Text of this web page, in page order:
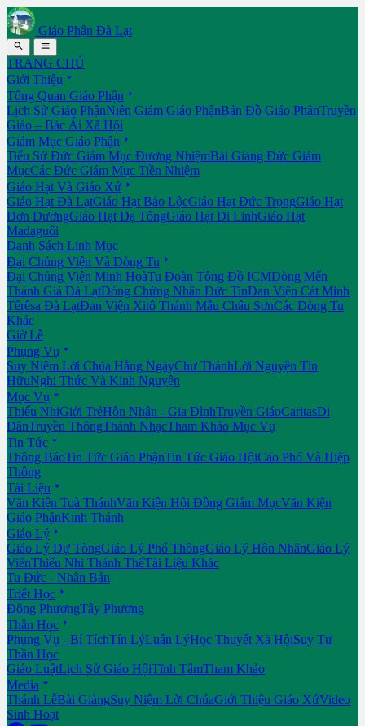
Giáo Phận Đà Lạt
 
TRANG CHỦ
Giới Thiệu 
Tổng Quan Giáo Phận 
Lịch Sử Giáo PhậnNiên Giám Giáo PhậnBản Đồ Giáo PhậnTruyền
Giáo – Bác Ái Xã Hội
Giám Mục Giáo Phận 
Tiểu Sử Đức Giám Mục Đương NhiệmBài Giảng Đức Giám
MụcCác Đức Giám Mục Tiền Nhiệm
Giáo Hạt Và Giáo Xứ 
Giáo Hạt Đà LạtGiáo Hạt Bảo LộcGiáo Hạt Đức TrọngGiáo Hạt
Đơn DươngGiáo Hạt Đạ TôngGiáo Hạt Di LinhGiáo Hạt
Madaguôi
Danh Sách Linh Mục
Đại Chủng Viện Và Dòng Tu 
Đại Chủng Viện Minh HoàTu Đoàn Tông Đồ ICMDòng Mến
Thánh Giá Đà LạtDòng Chứng Nhân Đức TinĐan Viện Cát Minh
Têrêsa Đà LạtĐan Viện Xitô Thánh Mẫu Châu SơnCác Dòng Tu
Khác
Giờ Lễ
Phụng Vụ 
Suy Niệm Lời Chúa Hằng NgàyChư ThánhLời Nguyện Tín
HữuNghi Thức Và Kinh Nguyện
Mục Vụ 
Thiếu NhiGiới TrẻHôn Nhân - Gia ĐìnhTruyền GiáoCaritasDi
DânTruyền ThôngThánh NhạcTham Khảo Mục Vụ
Tin Tức 
Thông BáoTin Tức Giáo PhậnTin Tức Giáo HộiCáo Phó Và Hiệp
Thông
Tài Liệu 
Văn Kiện Toà ThánhVăn Kiện Hội Đồng Giám MụcVăn Kiện
Giáo PhậnKinh Thánh
Giáo Lý 
Giáo Lý Dự TòngGiáo Lý Phổ ThôngGiáo Lý Hôn NhânGiáo Lý
ViênThiếu Nhi Thánh ThểTài Liệu Khác
Tu Đức - Nhân Bản
Triết Học 
Đông PhươngTây Phương
Thần Học 
Phụng Vụ - Bí TíchTín LýLuân LýHọc Thuyết Xã HộiSuy Tư
Thần Học
Giáo LuậtLịch Sử Giáo HộiTĩnh TâmTham Khảo
Media 
Thánh LễBài GiảngSuy Niệm Lời ChúaGiới Thiệu Giáo XứVideo
Sinh Hoạt